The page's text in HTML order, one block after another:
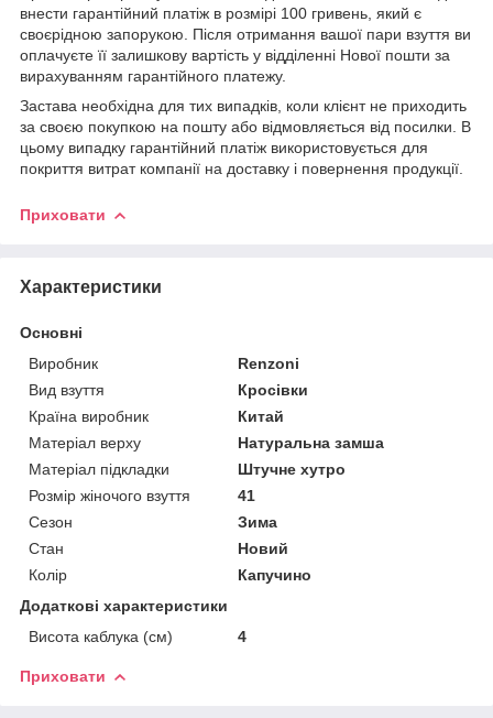
внести гарантійний платіж в розмірі 100 гривень, який є
своєрідною запорукою. Після отримання вашої пари взуття ви
оплачуєте її залишкову вартість у відділенні Нової пошти за
вирахуванням гарантійного платежу.
Застава необхідна для тих випадків, коли клієнт не приходить
за своєю покупкою на пошту або відмовляється від посилки. В
цьому випадку гарантійний платіж використовується для
покриття витрат компанії на доставку і повернення продукції.
Приховати
Характеристики
Основні
Виробник
Renzoni
Вид взуття
Кросівки
Країна виробник
Китай
Матеріал верху
Натуральна замша
Матеріал підкладки
Штучне хутро
Розмір жіночого взуття
41
Сезон
Зима
Стан
Новий
Колір
Капучино
Додаткові характеристики
Висота каблука (см)
4
Приховати